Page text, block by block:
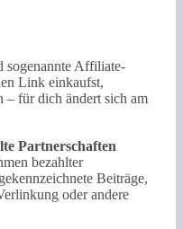
sogenannte Affiliate-
Link einkaufst,
– für dich ändert sich am
Partnerschaften
bezahlter
Beiträge,
oder andere